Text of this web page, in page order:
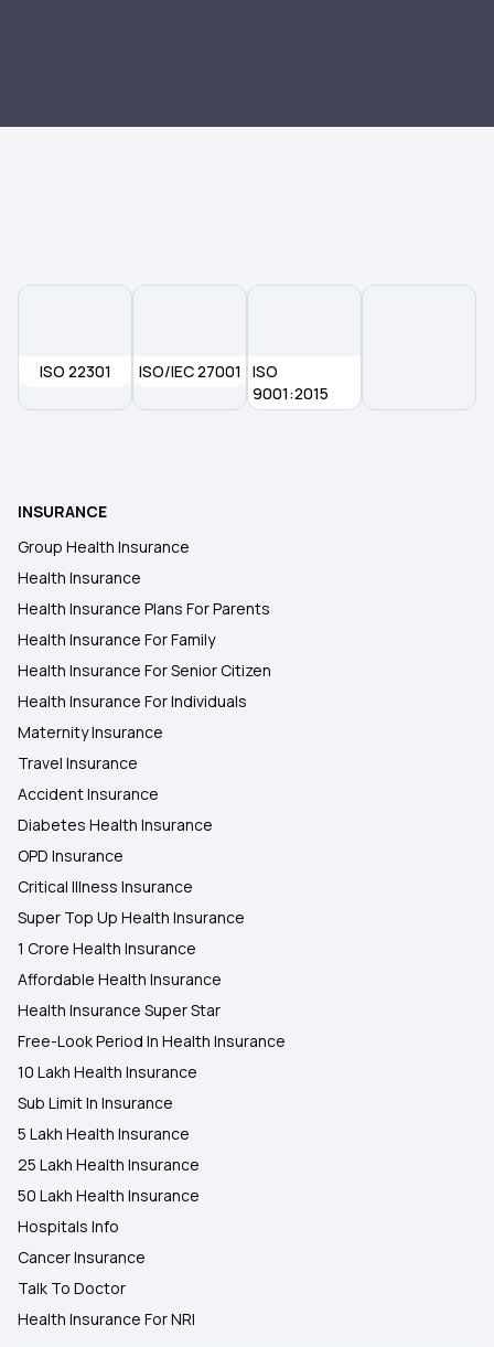
ISO 22301 ISO/IEC 27001
ISO
9001:2015
INSURANCE
Group Health Insurance
Health Insurance
Health Insurance Plans For Parents
Health Insurance For Family
Health Insurance For Senior Citizen
Health Insurance For Individuals
Maternity Insurance
Travel Insurance
Accident Insurance
Diabetes Health Insurance
OPD Insurance
Critical Illness Insurance
Super Top Up Health Insurance
1 Crore Health Insurance
Affordable Health Insurance
Health Insurance Super Star
Free-Look Period In Health Insurance
10 Lakh Health Insurance
Sub Limit In Insurance
5 Lakh Health Insurance
25 Lakh Health Insurance
50 Lakh Health Insurance
Hospitals Info
Cancer Insurance
Talk To Doctor
Health Insurance For NRI